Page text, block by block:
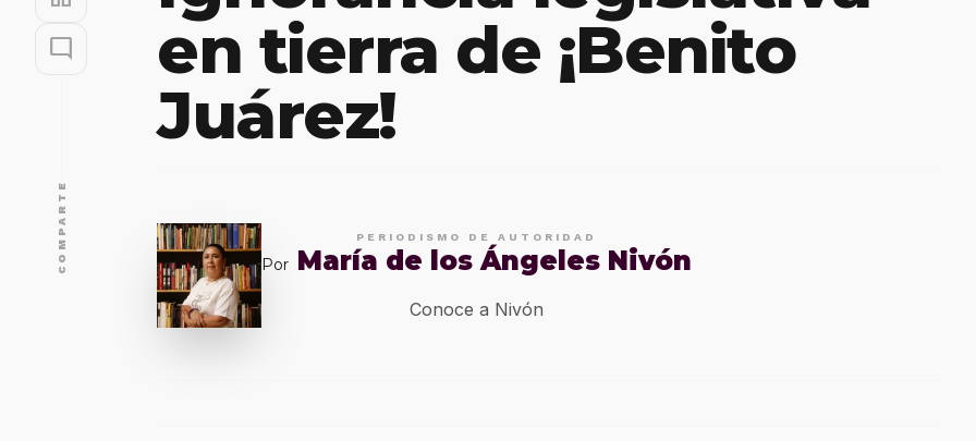
mode_comment
COMPARTE
en tierra de ¡Benito
Juárez!
PERIODISMO DE AUTORIDAD
Por María de los Ángeles Nivón
Conoce a Nivón